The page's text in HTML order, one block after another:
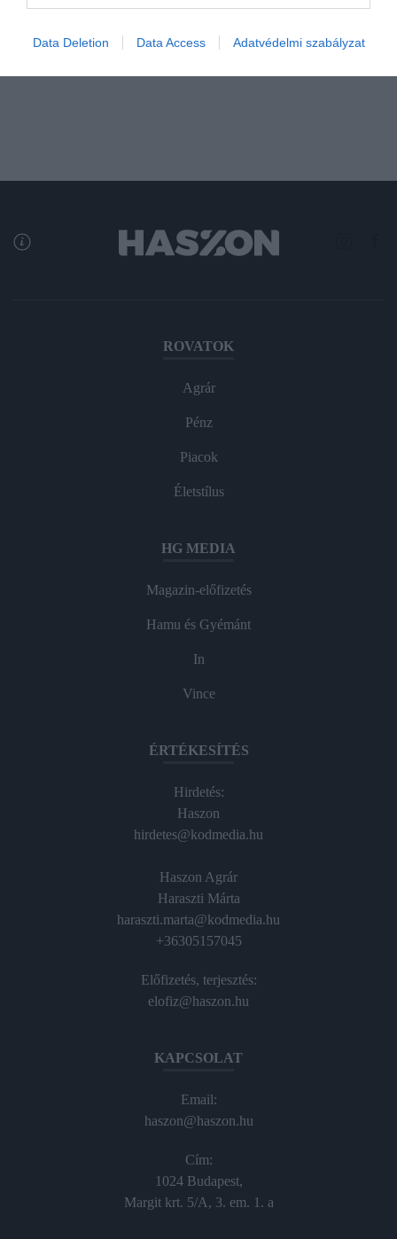
Data Deletion Data Access Adatvédelmi szabályzat
levelekkel kapcsolatban. Kormányzati intézményekre támadnak a
ROVATOK
Agrár
Pénz
Piacok
Életstílus
HG MEDIA
Magazin-előfizetés
Hamu és Gyémánt
In
Vince
ÉRTÉKESÍTÉS
Hirdetés:
Haszon
hirdetes@kodmedia.hu
Haszon Agrár
Haraszti Márta
haraszti.marta@kodmedia.hu
+36305157045
Előfizetés, terjesztés:
elofiz@haszon.hu
KAPCSOLAT
Email:
haszon@haszon.hu
Cím:
1024 Budapest,
Margit krt. 5/A, 3. em. 1. a